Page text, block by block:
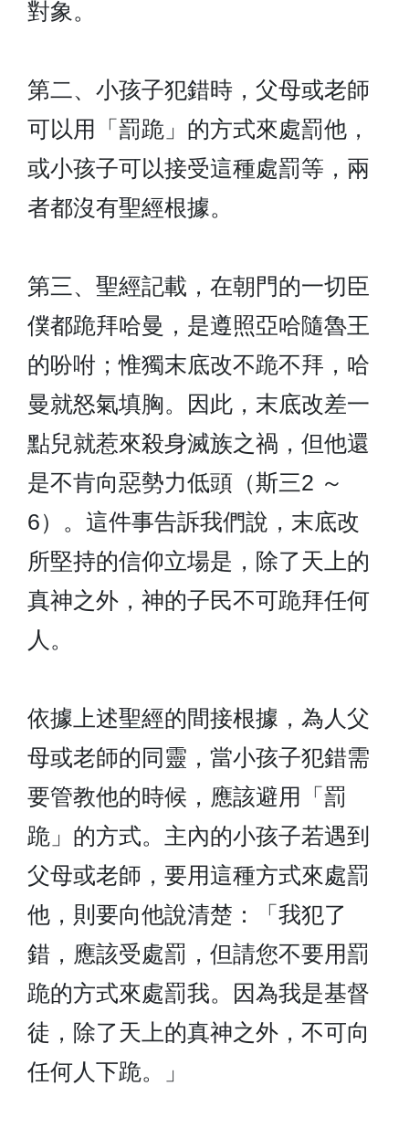
對象。
第二、小孩子犯錯時，父母或老師
可以用「罰跪」的方式來處罰他，
或小孩子可以接受這種處罰等，兩
者都沒有聖經根據。
第三、聖經記載，在朝門的一切臣
僕都跪拜哈曼，是遵照亞哈隨魯王
的吩咐；惟獨末底改不跪不拜，哈
曼就怒氣填胸。因此，末底改差一
點兒就惹來殺身滅族之禍，但他還
是不肯向惡勢力低頭（斯三2 ～
6）。這件事告訴我們說，末底改
所堅持的信仰立場是，除了天上的
真神之外，神的子民不可跪拜任何
人。
依據上述聖經的間接根據，為人父
母或老師的同靈，當小孩子犯錯需
要管教他的時候，應該避用「罰
跪」的方式。主內的小孩子若遇到
父母或老師，要用這種方式來處罰
他，則要向他說清楚：「我犯了
錯，應該受處罰，但請您不要用罰
跪的方式來處罰我。因為我是基督
徒，除了天上的真神之外，不可向
任何人下跪。」